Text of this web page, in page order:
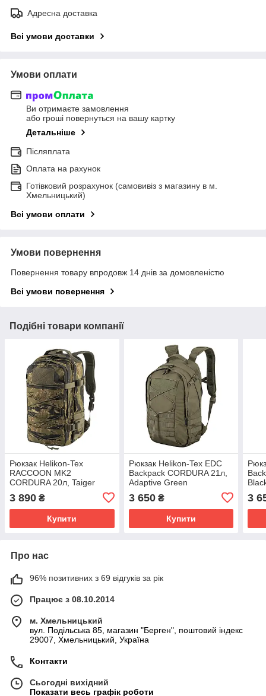
Адресна доставка
Всі умови доставки
Умови оплати
Ви отримаєте замовлення
або гроші повернуться на вашу картку
Детальніше
Післяплата
Оплата на рахунок
Готівковий розрахунок (самовивіз з магазину в м.
Хмельницький)
Всі умови оплати
Умови повернення
Повернення товару впродовж 14 днів за домовленістю
Всі умови повернення
Подібні товари компанії
Рюкзак Helikon-Tex
RACCOON MK2
CORDURA 20л, Taiger
3 890 ₴
Купити
Рюкзак Helikon-Tex EDC
Backpack CORDURA 21л,
Adaptive Green
3 650₴
Купити
3
Про нас
96% позитивних з 69 відгуків за рік
Працює з 08.10.2014
м. Хмельницький
вул. Подільська 85, магазин "Берген", поштовий індекс
29007, Хмельницький, Україна
Контакти
Сьогодні вихідний
Показати весь графік роботи